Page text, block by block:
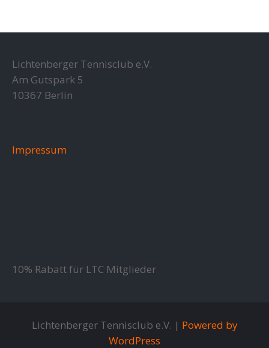
Lichtenberger Tennisclub e.V.
Am Gutspark 5
10367 Berlin
Impressum
10% Rabatt für LTC Mitglieder
Lichtenberger Tennisclub e.V. | Powered by
WordPress